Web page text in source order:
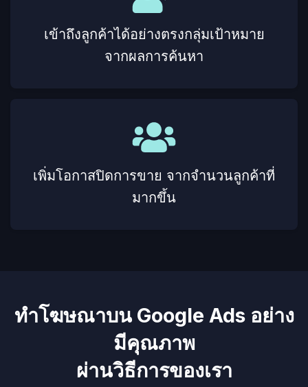
เข้าถึงลูกค้าได้อย่างตรงกลุ่มเป้าหมาย
จากผลการค้นหา
เพิ่มโอกาสปิดการขาย จากจำนวนลูกค้าที่
มากขึ้น
ทำโฆษณาบน Google Ads อย่าง
มีคุณภาพ
ผ่านวิธีการของเรา